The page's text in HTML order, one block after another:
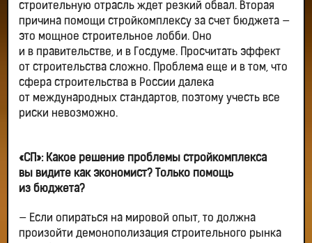
строительную отрасль ждет резкий обвал. Вторая
причина помощи стройкомплексу за счет бюджета —
это мощное строительное лобби. Оно
и в правительстве, и в Госдуме. Просчитать эффект
от строительства сложно. Проблема еще и в том, что
сфера строительства в России далека
от международных стандартов, поэтому учесть все
риски невозможно.
«СП»: Какое решение проблемы стройкомплекса
вы видите как экономист? Только помощь
из бюджета?
— Если опираться на мировой опыт, то должна
произойти демонополизация строительного рынка